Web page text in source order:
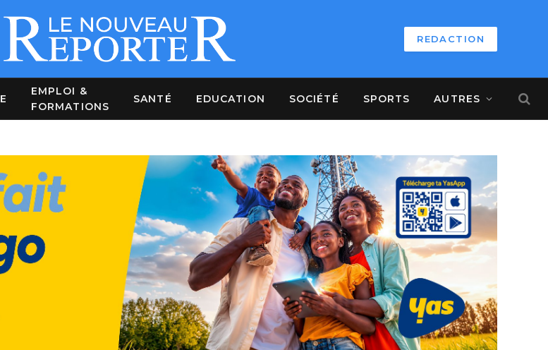
REDACTION
EMPLOI &
FORMATIONS
SANTÉ EDUCATION SOCIÉTÉ SPORTS AUTRES